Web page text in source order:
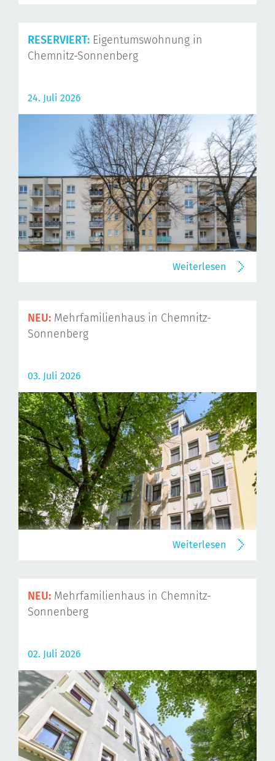
RESERVIERT: Eigentumswohnung in
Chemnitz-Sonnenberg
24. Juli 2026
Weiterlesen
NEU: Mehrfamilienhaus in Chemnitz-
Sonnenberg
03. Juli 2026
Weiterlesen
NEU: Mehrfamilienhaus in Chemnitz-
Sonnenberg
02. Juli 2026